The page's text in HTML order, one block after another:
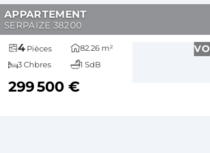
APPARTEMENT
SERPAIZE 38200
4Pièces
82.26 m²
3 Chbres
1 SdB
299 500 €